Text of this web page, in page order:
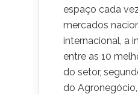
espaço cada
mercados
internacional, a
entre as 10
do setor,
do